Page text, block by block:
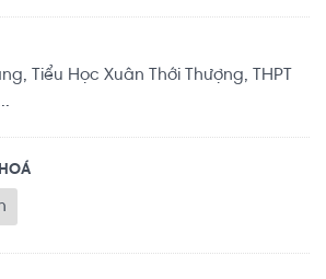
Tiểu Học Xuân Thới Thượng, THPT